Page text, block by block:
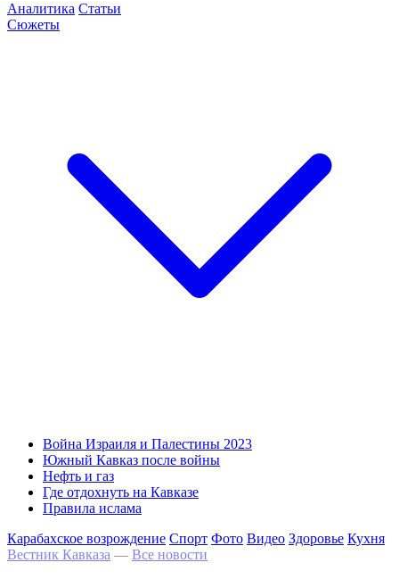
Аналитика Статьи
Сюжеты
Война Израиля и Палестины 2023
Южный Кавказ после войны
Нефть и газ
Где отдохнуть на Кавказе
Правила ислама
Карабахское возрождение Спорт Фото Видео Здоровье Кухня
Вестник Кавказа — Все новости